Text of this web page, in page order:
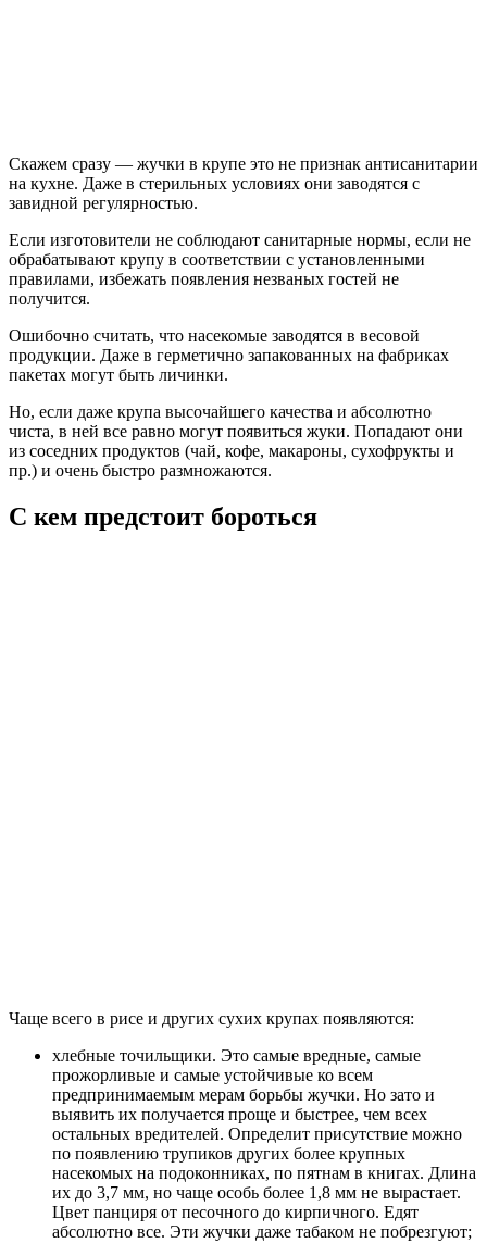
Скажем сразу — жучки в крупе это не признак антисанитарии
на кухне. Даже в стерильных условиях они заводятся с
завидной регулярностью.
Если изготовители не соблюдают санитарные нормы, если не
обрабатывают крупу в соответствии с установленными
правилами, избежать появления незваных гостей не
получится.
Ошибочно считать, что насекомые заводятся в весовой
продукции. Даже в герметично запакованных на фабриках
пакетах могут быть личинки.
Но, если даже крупа высочайшего качества и абсолютно
чиста, в ней все равно могут появиться жуки. Попадают они
из соседних продуктов (чай, кофе, макароны, сухофрукты и
пр.) и очень быстро размножаются.
С кем предстоит бороться
Чаще всего в рисе и других сухих крупах появляются:
хлебные точильщики. Это самые вредные, самые
прожорливые и самые устойчивые ко всем
предпринимаемым мерам борьбы жучки. Но зато и
выявить их получается проще и быстрее, чем всех
остальных вредителей. Определит присутствие можно
по появлению трупиков других более крупных
насекомых на подоконниках, по пятнам в книгах. Длина
их до 3,7 мм, но чаще особь более 1,8 мм не вырастает.
Цвет панциря от песочного до кирпичного. Едят
абсолютно все. Эти жучки даже табаком не побрезгуют;